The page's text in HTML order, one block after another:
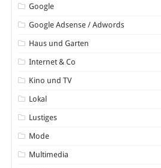
Google
Google Adsense / Adwords
Haus und Garten
Internet & Co
Kino und TV
Lokal
Lustiges
Mode
Multimedia